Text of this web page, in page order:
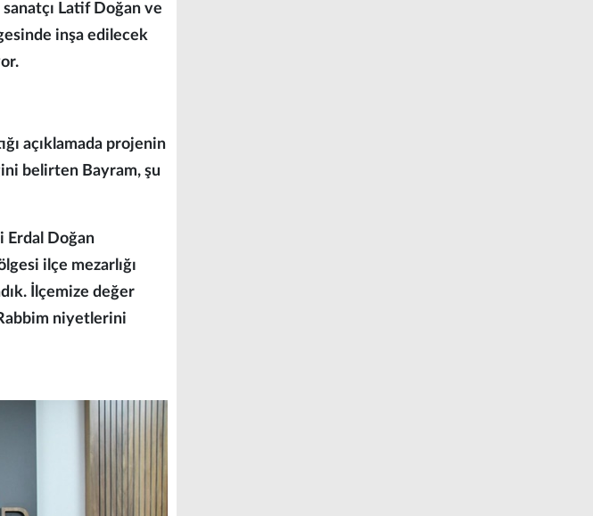
Latif Doğan ve
inşa edilecek
açıklamada projenin
belirten Bayram, şu
Erdal Doğan
ilçe mezarlığı
İlçemize değer
niyetlerini